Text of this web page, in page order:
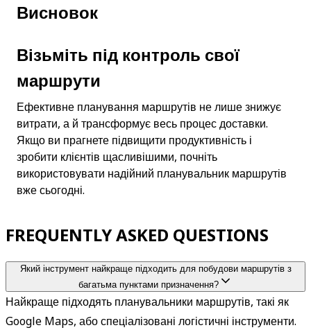
Висновок
Візьміть під контроль свої
маршрути
Ефективне планування маршрутів не лише знижує
витрати, а й трансформує весь процес доставки.
Якщо ви прагнете підвищити продуктивність і
зробити клієнтів щасливішими, почніть
використовувати надійний планувальник маршрутів
вже сьогодні.
FREQUENTLY ASKED QUESTIONS
Який інструмент найкраще підходить для побудови маршрутів з
багатьма пунктами призначення?
Найкраще підходять планувальники маршрутів, такі як
Google Maps, або спеціалізовані логістичні інструменти.